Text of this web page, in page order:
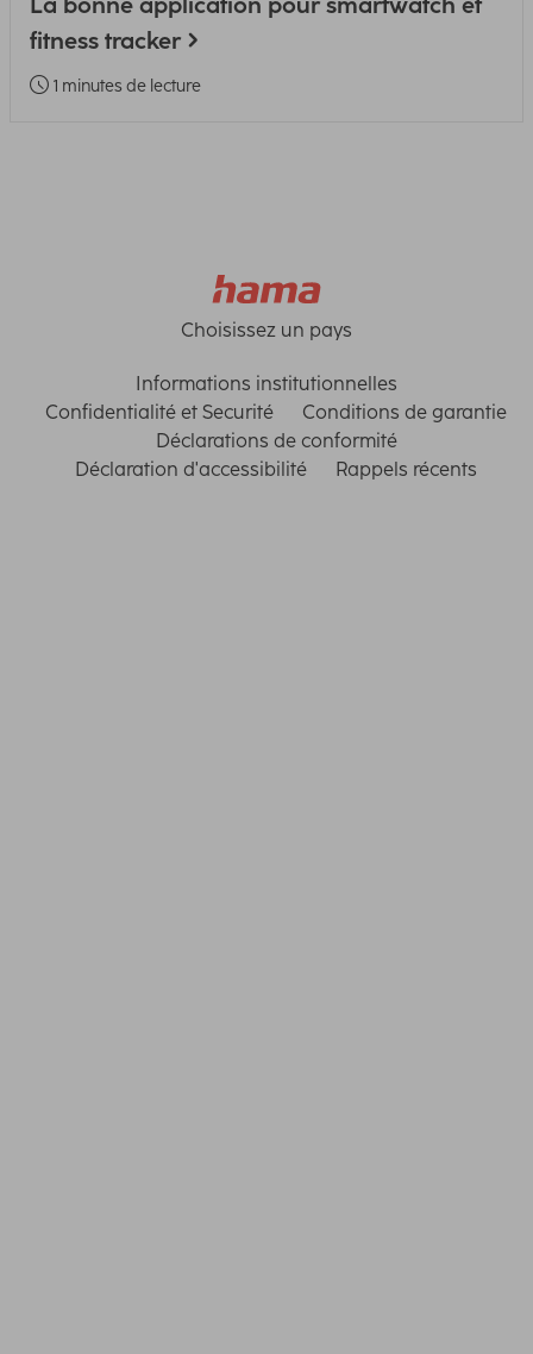
fitness tracker
1 minutes de lecture
Choisissez un pays
Informations institutionnelles
Confidentialité et Securité
Conditions de garantie
Déclarations de conformité
Déclaration d'accessibilité
Rappels récents